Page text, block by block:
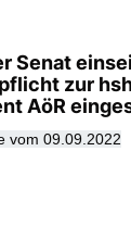
Senat
zur
AöR
vom 09.09.2022